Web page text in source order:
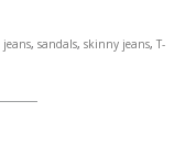
jeans, sandals, skinny jeans, T-